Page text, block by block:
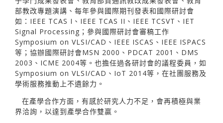
部教改專題演講、每年參與國際期刊發表和國際研討會
如：IEEE TCAS I、IEEE TCAS II、IEEE TCSVT、IET
Signal Processing；參與國際研討會審稿工作
Symposium on VLSI/CAD、IEEE ISCAS、IEEE ISPACS
等；協辦國際研討會MSN 2000、PDCAT 2001、DMS
2003、ICME 2004等。也擔任過各研討會的議程委員，如
Symposium on VLSI/CAD、IoT 2014等，在社團服務及
學術服務推動上不遺餘力。
在產學合作方面，有感於研究人力不足，會再積極與業
界洽詢，以達到產學合作雙贏。